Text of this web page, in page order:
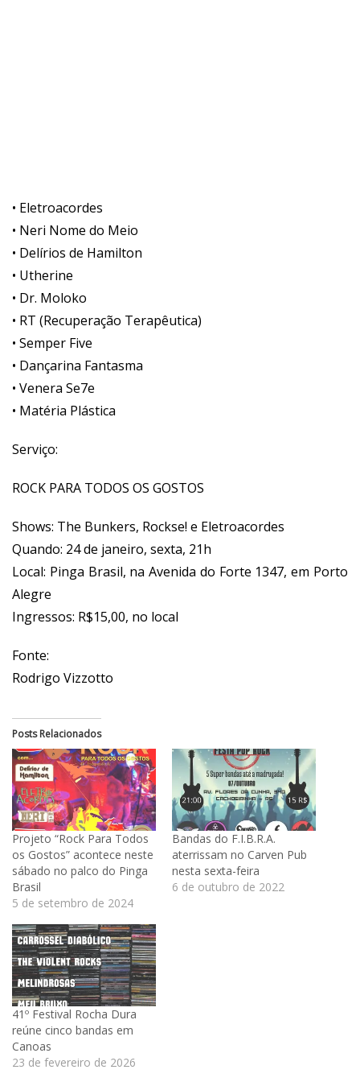
• Eletroacordes
• Neri Nome do Meio
• Delírios de Hamilton
• Utherine
• Dr. Moloko
• RT (Recuperação Terapêutica)
• Semper Five
• Dançarina Fantasma
• Venera Se7e
• Matéria Plástica
Serviço:
ROCK PARA TODOS OS GOSTOS
Shows: The Bunkers, Rockse! e Eletroacordes
Quando: 24 de janeiro, sexta, 21h
Local: Pinga Brasil, na Avenida do Forte 1347, em Porto
Alegre
Ingressos: R$15,00, no local
Fonte:
Rodrigo Vizzotto
Posts Relacionados
Projeto “Rock Para Todos
os Gostos” acontece neste
sábado no palco do Pinga
Brasil
5 de setembro de 2024
Bandas do F.I.B.R.A.
aterrissam no Carven Pub
nesta sexta-feira
6 de outubro de 2022
41º Festival Rocha Dura
reúne cinco bandas em
Canoas
23 de fevereiro de 2026